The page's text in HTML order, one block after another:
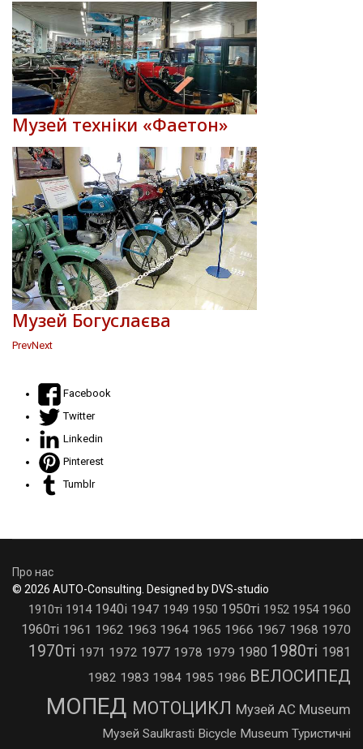
Музей техніки «Фаетон»
Музей Богуслаєва
PrevNext
Facebook
Twitter
Linkedin
Pinterest
Tumblr
Про нас
© 2026 AUTO-Consulting. Designed by DVS-studio
1910ті 1914 1940і 1947 1949 1950 1950ті 1952 1954 1960
1960ті 1961 1962 1963 1964 1965 1966 1967 1968 1970
1970ті 1971 1972 1977 1978 1979 1980 1980ті 1981
1982 1983 1984 1985 1986 ВЕЛОСИПЕД
МОПЕД МОТОЦИКЛ Музей AC Museum
Музей Saulkrasti Bicycle Museum Туристичні